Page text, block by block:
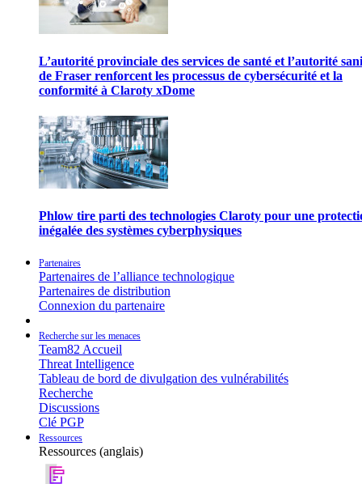
L’autorité provinciale des services de santé et l’autorité
de Fraser renforcent les processus de cybersécurité et la
conformité à Claroty xDome
Phlow tire parti des technologies Claroty pour une
inégalée des systèmes cyberphysiques
Partenaires
Partenaires de l’alliance technologique
Partenaires de distribution
Connexion du partenaire
Recherche sur les menaces
Team82 Accueil
Threat Intelligence
Tableau de bord de divulgation des vulnérabilités
Recherche
Discussions
Clé PGP
Ressources
Ressources (anglais)